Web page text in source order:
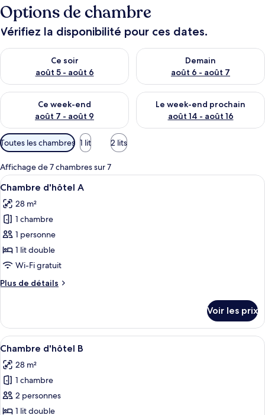
Options de chambre
Vérifiez la disponibilité pour ces dates.
Ce soir
août 5 - août 6
Vérifier la disponibilité pour ce soir août 5 - août 6
Demain
août 6 - août 7
Vérifier la disponibilité pour
Ce week-end
août 7 - août 9
Vérifier la disponibilité pour ce week-end août 7 - août 9
Le week-end prochain
août 14 - août 16
Vérifier la disponibilité pour
Filtres
disponibles
pour
les
chambres
Toutes les chambres 1 lit 2 lits
Affichage de 7 chambres sur 7
Afficher
toutes
les
photos
pour
ce
type
chambre :
A
Une chambre d’hôtel comprenant
4
Chambre d'hôtel A
28 m²
1 chambre
1 personne
1 lit double
Wi-Fi gratuit
Plus de détails
Plus
le
type
de
Chambre
d'hôtel
Voir les prix
Afficher
toutes
les
photos
pour
ce
Une chambre d’hôtel comprenant
4
Chambre d'hôtel B
28 m²
1 chambre
2 personnes
1 lit double